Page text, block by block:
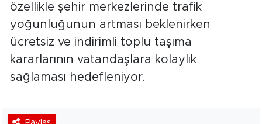
özellikle şehir merkezlerinde trafik
yoğunluğunun artması beklenirken
ücretsiz ve indirimli toplu taşıma
kararlarının vatandaşlara kolaylık
sağlaması hedefleniyor.